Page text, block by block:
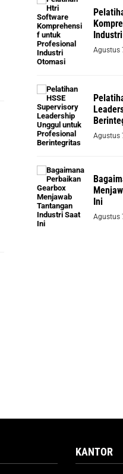
Agustus
Agustus
Ini
Agustus
KANTOR